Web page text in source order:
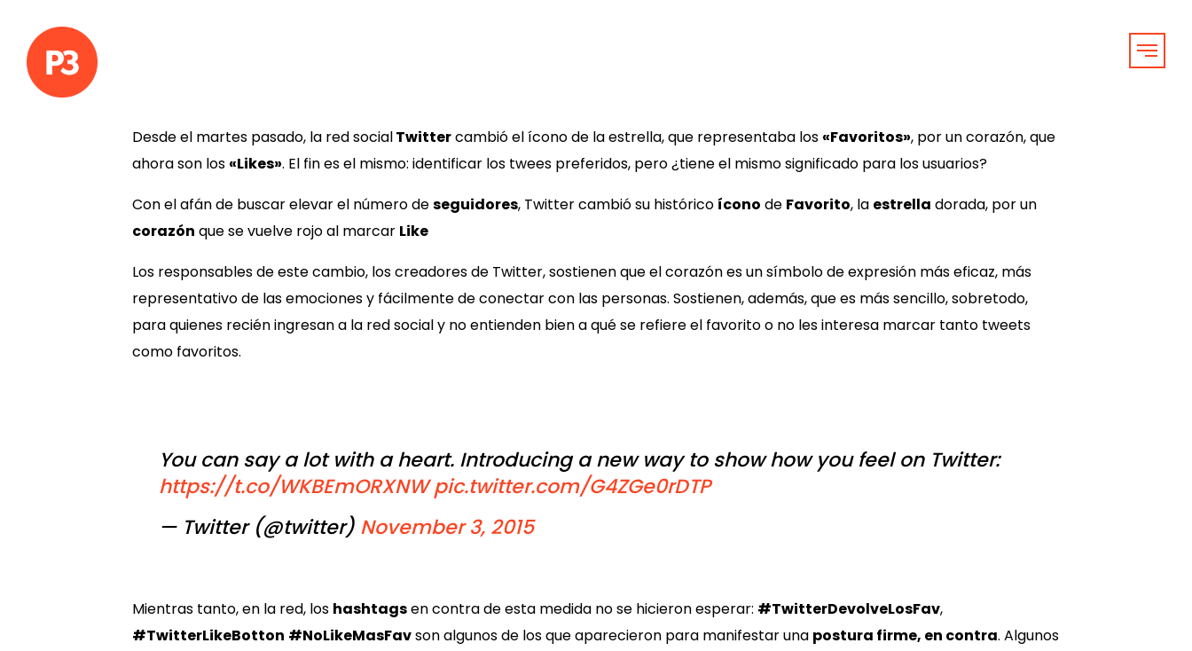
Desde el martes pasado, la red socialTwittercambió el ícono de la estrella, que representaba los «Favoritos», por un corazón, que
ahora son los «Likes». El fin es el mismo: identificar los twees preferidos, pero ¿tiene el mismo significado para los usuarios?
Con el afán de buscar elevar el número deseguidores, Twitter cambió su histórico ícono de Favorito, la estrella dorada, por un
corazón que se vuelve rojo al marcar Like
Los responsables de este cambio, los creadores de Twitter, sostienen que el corazón es un símbolo de expresión más eficaz, más
representativo de las emociones y fácilmente de conectar con las personas. Sostienen, además, que es más sencillo, sobretodo,
para quienes recién ingresan a la red social y no entienden bien a qué se refiere el favorito o no les interesa marcar tanto tweets
como favoritos.
You can say a lot with a heart. Introducing a new way to show how you feel on Twitter:
https://t.co/WKBEmORXNW pic.twitter.com/G4ZGe0rDTP
— Twitter (@twitter) November 3, 2015
Mientras tanto, en la red, los hashtagsen contra de esta medida no se hicieron esperar: #TwitterDevolveLosFav,
#TwitterLikeBotton #NoLikeMasFavson algunos de los que aparecieron para manifestar una postura firme, en contra. Algunos